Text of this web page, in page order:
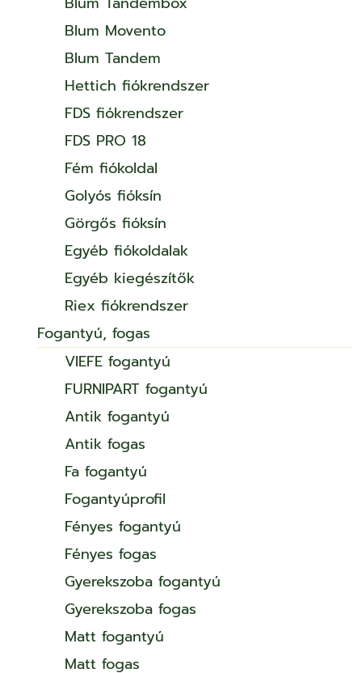
Blum Movento
Blum Tandem
Hettich fiókrendszer
FDS fiókrendszer
FDS PRO 18
Fém fiókoldal
Golyós fióksín
Görgős fióksín
Egyéb fiókoldalak
Egyéb kiegészítők
Riex fiókrendszer
Fogantyú, fogas
VIEFE fogantyú
FURNIPART fogantyú
Antik fogantyú
Antik fogas
Fa fogantyú
Fogantyúprofil
Fényes fogantyú
Fényes fogas
Gyerekszoba fogantyú
Gyerekszoba fogas
Matt fogantyú
Matt fogas